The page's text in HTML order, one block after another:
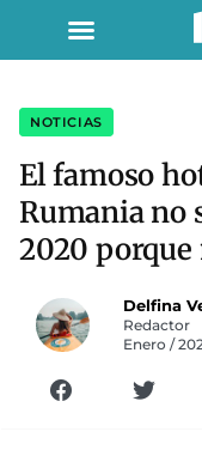
NOTICIAS
El famoso
Rumania no
2020
Delfina
Redactor
Enero /